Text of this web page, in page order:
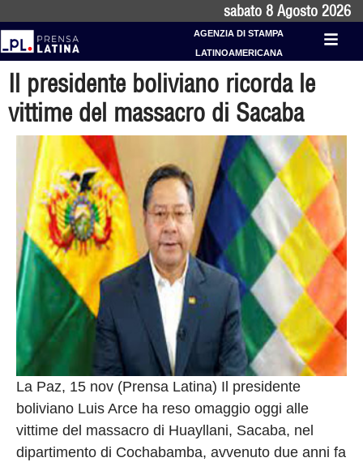
sabato 8 Agosto 2026
AGENZIA DI STAMPA
LATINOAMERICANA
Il presidente boliviano ricorda le
vittime del massacro di Sacaba
La Paz, 15 nov (Prensa Latina) Il presidente
boliviano Luis Arce ha reso omaggio oggi alle
vittime del massacro di Huayllani, Sacaba, nel
dipartimento di Cochabamba, avvenuto due anni fa